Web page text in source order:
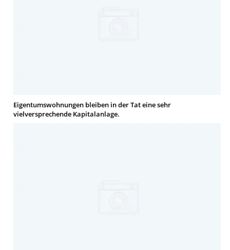
Eigentumswohnungen bleiben in der Tat eine sehr
vielversprechende Kapitalanlage.